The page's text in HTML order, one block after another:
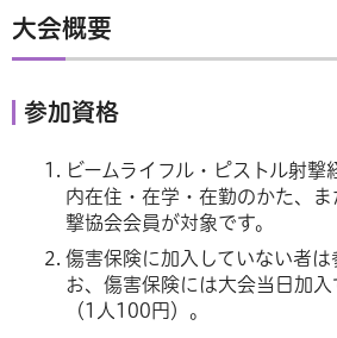
大会概要
参加資格
ビームライフル・ピストル射撃
内在住・在学・在勤のかた、
撃協会会員が対象です。
傷害保険に加入していない者
お、傷害保険には大会当日加
（1人100円）。